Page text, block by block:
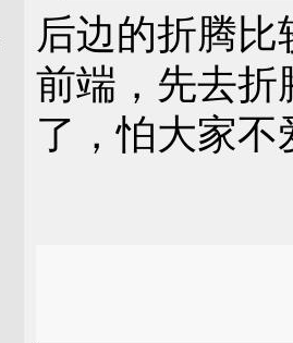
后边的折腾
前端，先去
了，怕大家